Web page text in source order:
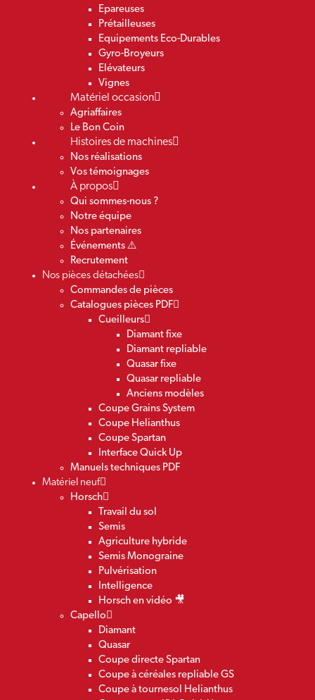
Epareuses
Prétailleuses
Equipements Eco-Durables
Gyro-Broyeurs
Elévateurs
Vignes
Matériel occasion
Agriaffaires
Le Bon Coin
Histoires de machines
Nos réalisations
Vos témoignages
À propos
Qui sommes-nous ?
Notre équipe
Nos partenaires
Événements ⚠️
Recrutement
Nos pièces détachées
Commandes de pièces
Catalogues pièces PDF
Cueilleurs
Diamant fixe
Diamant repliable
Quasar fixe
Quasar repliable
Anciens modèles
Coupe Grains System
Coupe Helianthus
Coupe Spartan
Interface Quick Up
Manuels techniques PDF
Matériel neuf
Horsch
Travail du sol
Semis
Agriculture hybride
Semis Monograine
Pulvérisation
Intelligence
Horsch en vidéo 🎥
Capello
Diamant
Quasar
Coupe directe Spartan
Coupe à céréales repliable GS
Coupe à tournesol Helianthus